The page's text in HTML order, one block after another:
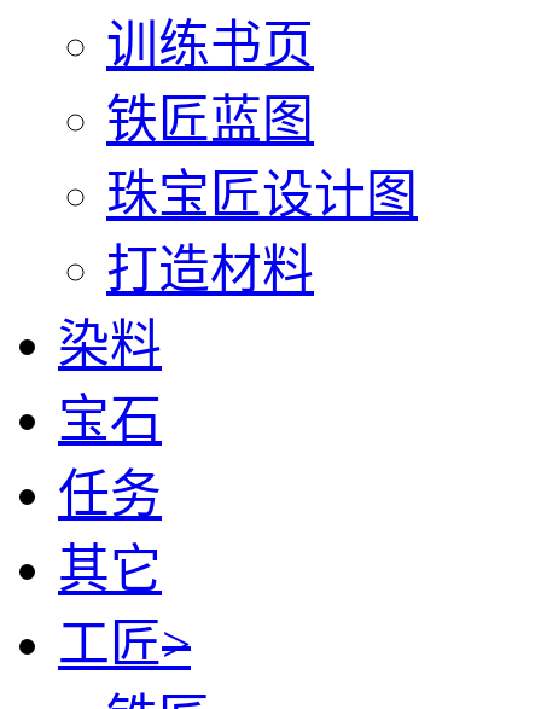
训练书页
铁匠蓝图
珠宝匠设计图
打造材料
染料
宝石
任务
其它
工匠>